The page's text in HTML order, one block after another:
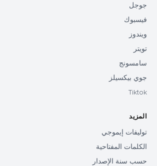
جوجل
فيسبوك
ويندوز
تويتر
سامسونج
جوي بيكسيلز
Tiktok
المزيد
توليفات إيموجي
الكلمات المفتاحية
حسب سنة الإصدار